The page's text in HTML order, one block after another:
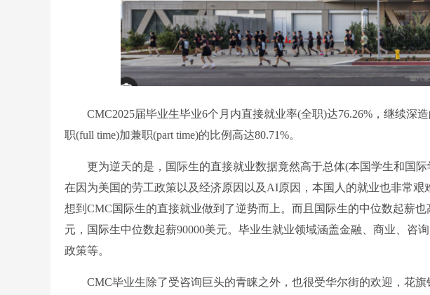
CMC2025届毕业生毕业6个月内直接就业率(全职)达76.26%，继续深造
职(full time)加兼职(part time)的比例高达80.71%。
更为逆天的是，国际生的直接就业数据竟然高于总体(本国学生和国际
在因为美国的劳工政策以及经济原因以及AI原因，本国人的就业也非常
想到CMC国际生的直接就业做到了逆势而上。而且国际生的中位数起薪
元，国际生中位数起薪90000美元。毕业生就业领域涵盖金融、商业、咨
政策等。
CMC毕业生除了受咨询巨头的青睐之外，也很受华尔街的欢迎，花旗